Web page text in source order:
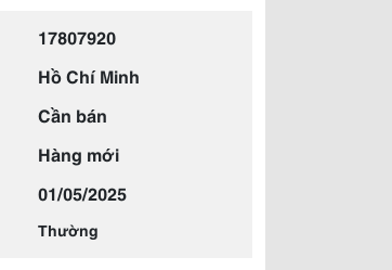
17807920
Hồ Chí Minh
Cần bán
Hàng mới
01/05/2025
Thường